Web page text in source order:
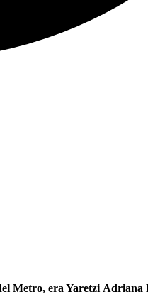
Metro, era Yaretzi Adriana